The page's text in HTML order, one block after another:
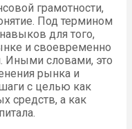
грамотности,
Под термином
для того,
и своевременно
Иными словами, это
рынка и
с целью как
средств, а как